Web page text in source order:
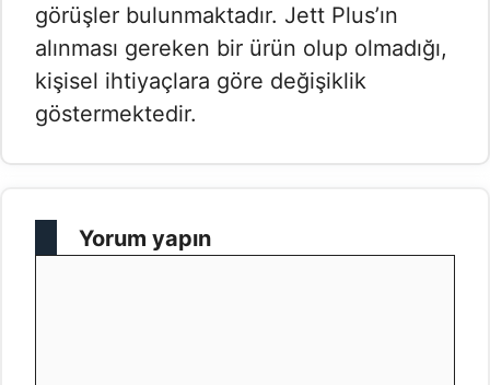
görüşler bulunmaktadır. Jett Plus’ın
alınması gereken bir ürün olup olmadığı,
kişisel ihtiyaçlara göre değişiklik
göstermektedir.
Yorum yapın